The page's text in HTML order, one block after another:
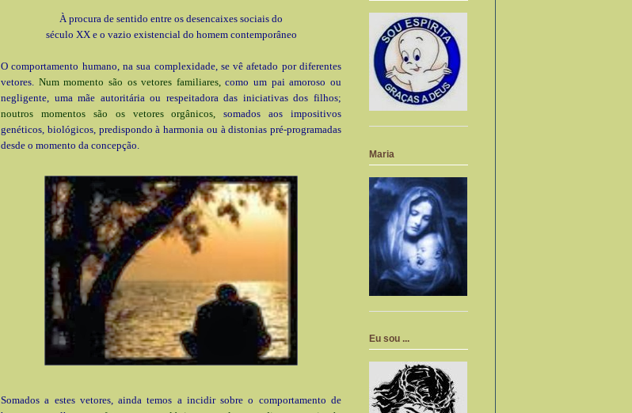
À procura de sentido entre os desencaixes sociais do
século XX e o vazio existencial do homem contemporâneo
O comportamento humano, na sua complexidade, se vê afetado por diferentes
vetores. Num momento são os vetores familiares,como um pai amoroso ou
negligente, uma mãe autoritária ou respeitadora das iniciativas dos filhos;
noutros momentos são os vetores orgânicos, somados aos impositivos
genéticos, biológicos, predispondo à harmonia ou à distonias pré-programadas
desde o momento da concepção.
Somados a estes vetores, ainda temos a incidir sobre o comportamento de
Maria
Eu sou ...